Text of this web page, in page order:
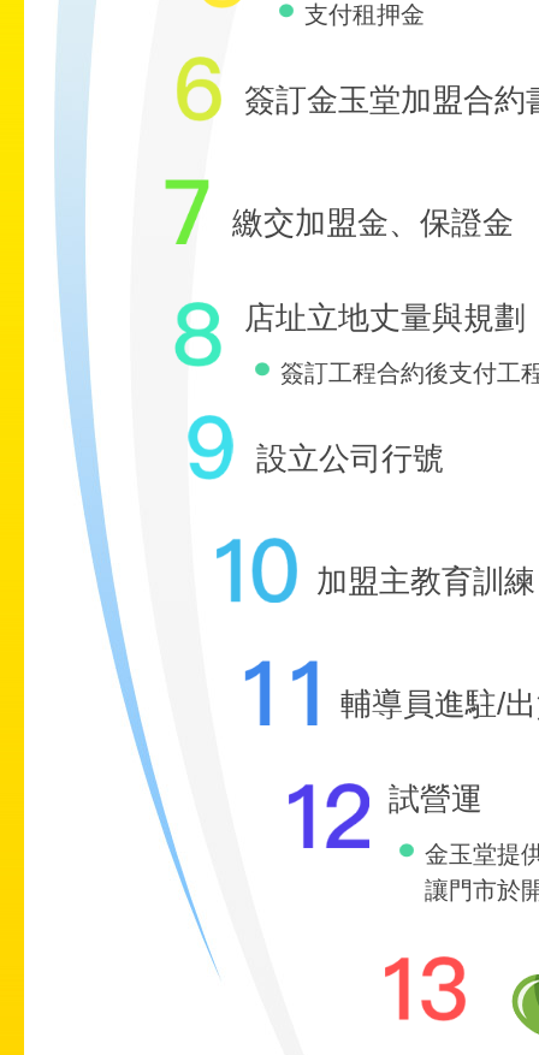
支付租押金
簽訂金玉堂加盟合約
繳交加盟金、保證金
店址立地丈量與規劃
簽訂工程合約後支付工
設立公司行號
加盟主教育訓練
輔導員進駐/
試營運
金玉堂提
讓門市於